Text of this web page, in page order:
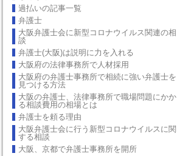
過払いの記事一覧
弁護士
大阪弁護士会に新型コロナウイルス関連の相
談
弁護士(大阪)は説明に力を入れる
大阪府の法律事務所で人材採用
大阪府の弁護士事務所で相続に強い弁護士を
見つける方法
大阪の弁護士、法律事務所で職場問題にかか
る相談費用の相場とは
弁護士を頼る理由
大阪弁護士会に行う新型コロナウイルスに関
する相談
大阪、京都で弁護士事務所を開所